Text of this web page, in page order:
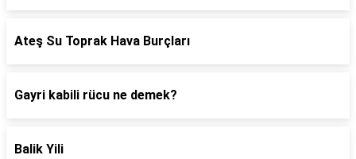
Ateş Su Toprak Hava Burçları
Gayri kabili rücu ne demek?
Balik Yili